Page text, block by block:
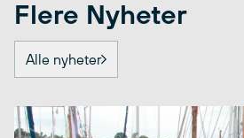
Flere Nyheter
Alle nyheter